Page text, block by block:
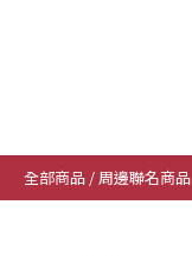
全部商品 /周邊聯名商品